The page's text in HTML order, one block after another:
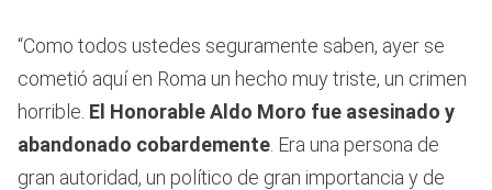
“Como todos ustedes seguramente saben, ayer se
cometió aquí en Roma un hecho muy triste, un crimen
horrible. El Honorable Aldo Moro fue asesinado y
abandonado cobardemente . Era una persona de
gran autoridad, un político de gran importancia y de